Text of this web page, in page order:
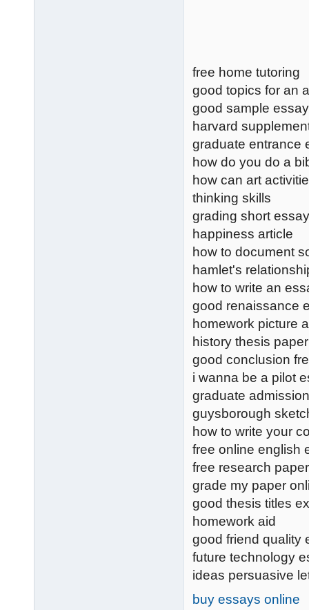
free home tutoring
good topics for an
good sample
harvard
graduate entrance
how do you do a
how can art
thinking skills
grading short
happiness article
how to document
hamlet's
how to write an
good renaissance
homework picture
history thesis
good conclusion
i wanna be a pilot
graduate
guysborough
how to write your
free online english
free research
grade my paper
good thesis titles
homework aid
good friend quality
future technology
ideas persuasive
buy essays online